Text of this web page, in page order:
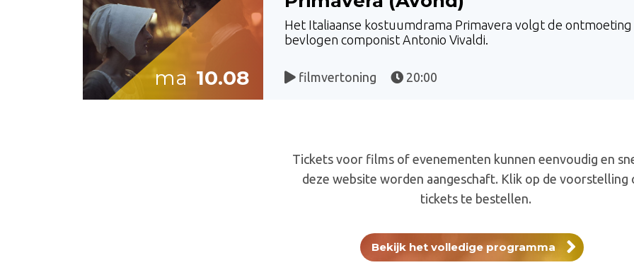
ma 10.08
Het Italiaanse kostuumdrama Primavera volgt de
bevlogen componist Antonio Vivaldi.
filmvertoning 20:00
Tickets voor films of evenementen kunnen eenvoudig en
deze website worden aangeschaft. Klik op de voorstelling
tickets te bestellen.
Bekijk het volledige programma